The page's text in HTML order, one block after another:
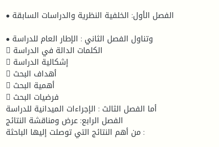
• الفصل الأول: الخلفية النظرية والدراسات السابقة
• وتناول الفصل الثاني : الإطار العام للدراسة
 الكلمات الدالة في الدراسة
 إشكالية الدراسة
 أهداف البحث
 أهمية البحث
 فرضيات البحث
أما الفصل الثالث : الإجراءات الميدانية للدراسة
الفصل الرابع: عرض ومناقشة النتائج
من أهم النتائج التي توصلت إليها الباحثة :